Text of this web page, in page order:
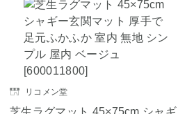
リコメン堂
芝生ラグマット 45×75cm シャギ